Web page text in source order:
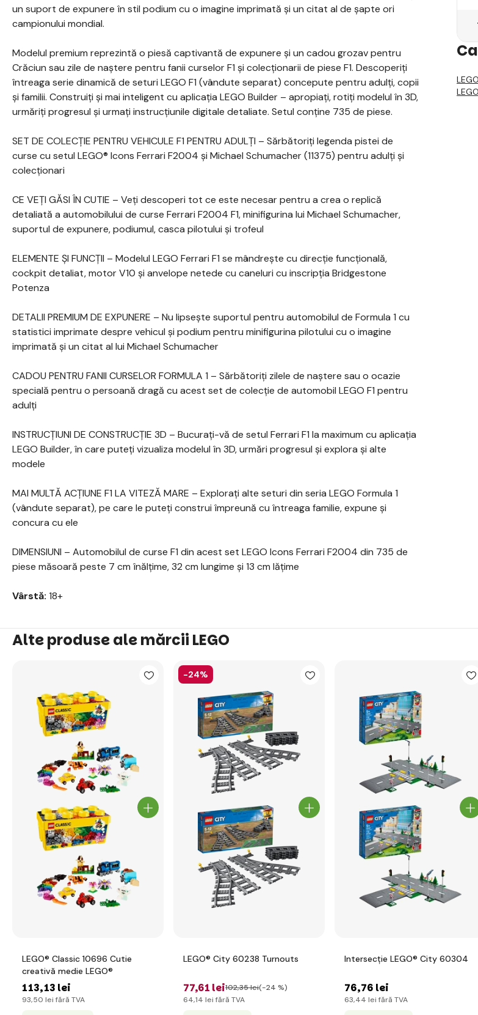
un suport de expunere în stil podium cu o imagine imprimată și un citat al de șapte ori
campionului mondial.
Modelul premium reprezintă o piesă captivantă de expunere și un cadou grozav pentru
Crăciun sau zile de naștere pentru fanii curselor F1 și colecționarii de piese F1. Descoperiți
întreaga serie dinamică de seturi LEGO F1 (vândute separat) concepute pentru adulți, copii
și familii. Construiți și mai inteligent cu aplicația LEGO Builder – apropiați, rotiți modelul în 3D,
urmăriți progresul și urmați instrucțiunile digitale detaliate. Setul conține 735 de piese.
SET DE COLECȚIE PENTRU VEHICULE F1 PENTRU ADULȚI – Sărbătoriți legenda pistei de
curse cu setul LEGO® Icons Ferrari F2004 și Michael Schumacher (11375) pentru adulți și
colecționari
CE VEȚI GĂSI ÎN CUTIE – Veți descoperi tot ce este necesar pentru a crea o replică
detaliată a automobilului de curse Ferrari F2004 F1, minifigurina lui Michael Schumacher,
suportul de expunere, podiumul, casca pilotului și trofeul
ELEMENTE ȘI FUNCȚII – Modelul LEGO Ferrari F1 se mândrește cu direcție funcțională,
cockpit detaliat, motor V10 și anvelope netede cu caneluri cu inscripția Bridgestone
Potenza
DETALII PREMIUM DE EXPUNERE – Nu lipsește suportul pentru automobilul de Formula 1 cu
statistici imprimate despre vehicul și podium pentru minifigurina pilotului cu o imagine
imprimată și un citat al lui Michael Schumacher
CADOU PENTRU FANII CURSELOR FORMULA 1 – Sărbătoriți zilele de naștere sau o ocazie
specială pentru o persoană dragă cu acest set de colecție de automobil LEGO F1 pentru
adulți
INSTRUCȚIUNI DE CONSTRUCȚIE 3D – Bucurați-vă de setul Ferrari F1 la maximum cu aplicația
LEGO Builder, în care puteți vizualiza modelul în 3D, urmări progresul și explora și alte
modele
MAI MULTĂ ACȚIUNE F1 LA VITEZĂ MARE – Explorați alte seturi din seria LEGO Formula 1
(vândute separat), pe care le puteți construi împreună cu întreaga familie, expune și
concura cu ele
DIMENSIUNI – Automobilul de curse F1 din acest set LEGO Icons Ferrari F2004 din 735 de
piese măsoară peste 7 cm înălțime, 32 cm lungime și 13 cm lățime
Vârstă: 18+
Alte produse ale mărcii LEGO
LEGO® Classic 10696 Cutie
creativă medie LEGO®
113,13 lei
93,50 lei fără TVA
-24%
LEGO® City 60238 Turnouts
77,61 lei102,35 lei(-24 %)
64,14 lei fără TVA
Intersecție LEGO® City 60304
76,76 lei
63,44 lei fără TVA